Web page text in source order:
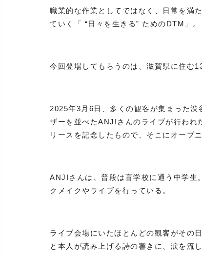
職業的な作業としてではなく、日常を満
ていく「 “日々を生きる” ためのDTM」。
今回登場してもらうのは、滋賀県に住む
2025年3月6日、多くの観客が集まった
ザーを並べたANJIさんのライブが行われ
リースを記念したもので、そこにオープ
ANJIさんは、普段は盲学校に通う中学生
クメイクやライブを行っている。
ライブ会場にいたほとんどの観客がその
と本人が読み上げる詩の響きに、涙を流